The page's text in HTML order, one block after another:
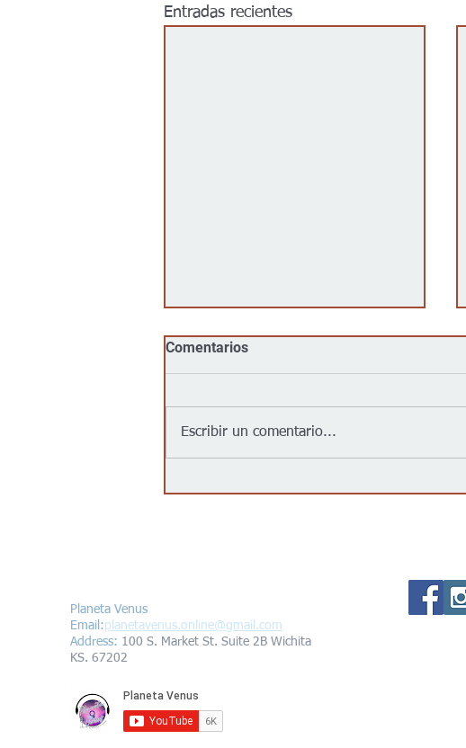
Entradas recientes
Comentarios
Escribir un comentario...
Planeta Venus
Email:planetavenus.online@gmail.com
Address: 100 S. Market St. Suite 2B Wichita
KS. 67202